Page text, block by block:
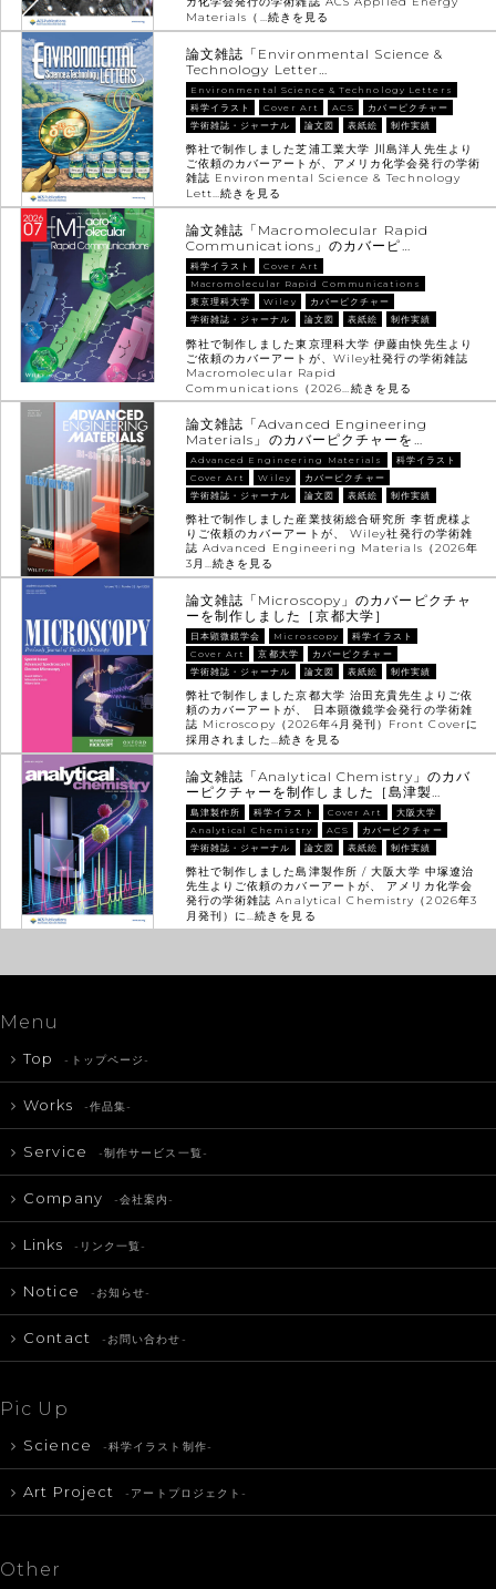
Materials（…続きを見る
論文雑誌「Environmental Science &
Technology Letter…
Environmental Science & Technology Letters
科学イラスト
Cover Art ACS
カバーピクチャー
学術雑誌・ジャーナル
論文図 表紙絵 制作実績
弊社で制作しました芝浦工業大学 川島洋人先生より
ご依頼のカバーアートが、アメリカ化学会発行の学術
雑誌 Environmental Science & Technology
Lett…続きを見る
論文雑誌「Macromolecular Rapid
Communications」のカバーピ…
科学イラスト
Cover Art
Macromolecular Rapid Communications
東京理科大学
Wiley
カバーピクチャー
学術雑誌・ジャーナル
論文図 表紙絵 制作実績
弊社で制作しました東京理科大学 伊藤由快先生より
ご依頼のカバーアートが、Wiley社発行の学術雑誌
Macromolecular Rapid
Communications（2026… 続きを見る
論文雑誌「Advanced Engineering
Materials」のカバーピクチャーを…
Advanced Engineering Materials
科学イラスト
Cover Art
Wiley
カバーピクチャー
学術雑誌・ジャーナル
論文図 表紙絵 制作実績
弊社で制作しました産業技術総合研究所 李哲虎様よ
りご依頼のカバーアートが、 Wiley社発行の学術雑
誌 Advanced Engineering Materials（2026年
3月…続きを見る
論文雑誌「Microscopy」のカバーピクチャ
ーを制作しました［京都大学］
日本顕微鏡学会 Microscopy
科学イラスト
Cover Art
京都大学
カバーピクチャー
学術雑誌・ジャーナル
論文図 表紙絵 制作実績
弊社で制作しました京都大学 治田充貴先生よりご依
頼のカバーアートが、 日本顕微鏡学会発行の学術雑
誌 Microscopy（2026年4月発刊）Front Coverに
採用されました…続きを見る
論文雑誌「Analytical Chemistry」のカバ
ーピクチャーを制作しました［島津製…
島津製作所 科学イラスト Cover Art
大阪大学
Analytical Chemistry
ACS
カバーピクチャー
学術雑誌・ジャーナル
論文図 表紙絵 制作実績
弊社で制作しました島津製作所 / 大阪大学 中塚遼治
先生よりご依頼のカバーアートが、 アメリカ化学会
発行の学術雑誌 Analytical Chemistry（2026年3
月発刊）に…続きを見る
Menu
Top -トップページ-
Works -作品集-
Service -制作サービス一覧-
Company -会社案内-
Links -リンク一覧-
Notice -お知らせ-
Contact -お問い合わせ-
Pic Up
Science -科学イラスト制作-
Art Project -アートプロジェクト-
Other